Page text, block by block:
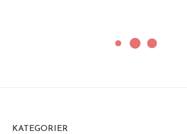
KATEGORIER